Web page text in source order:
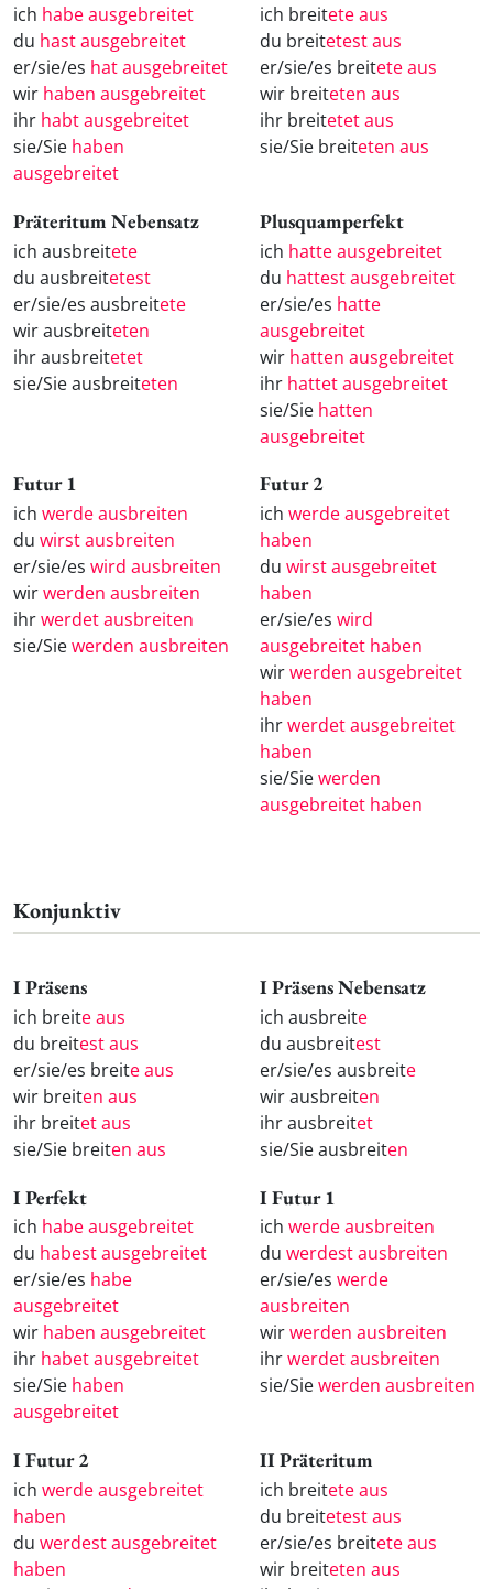
ich habe ausgebreitet
du hast ausgebreitet
er/sie/es hat ausgebreitet
wir haben ausgebreitet
ihr habt ausgebreitet
sie/Sie haben
ausgebreitet
ich breitete aus
du breitetest aus
er/sie/es breitete aus
wir breiteten aus
ihr breitetet aus
sie/Sie breiteten aus
Präteritum Nebensatz
ich ausbreitete
du ausbreitetest
er/sie/es ausbreitete
wir ausbreiteten
ihr ausbreitetet
sie/Sie ausbreiteten
Plusquamperfekt
ich hatte ausgebreitet
du hattest ausgebreitet
er/sie/es hatte
ausgebreitet
wir hatten ausgebreitet
ihr hattet ausgebreitet
sie/Sie hatten
ausgebreitet
Futur 1
ich werde ausbreiten
du wirst ausbreiten
er/sie/es wird ausbreiten
wirwerden ausbreiten
ihrwerdet ausbreiten
sie/Siewerden ausbreiten
Futur 2
ich werde ausgebreitet
haben
du wirst ausgebreitet
haben
er/sie/es wird
ausgebreitet haben
wirwerden ausgebreitet
haben
ihrwerdet ausgebreitet
haben
sie/Siewerden
ausgebreitet haben
Konjunktiv
I Präsens
ich breite aus
du breitest aus
er/sie/es breite aus
wir breiten aus
ihr breitet aus
sie/Sie breiten aus
I Präsens Nebensatz
ich ausbreite
du ausbreitest
er/sie/es ausbreite
wir ausbreiten
ihr ausbreitet
sie/Sie ausbreiten
I Perfekt
ich habe ausgebreitet
du habest ausgebreitet
er/sie/es habe
ausgebreitet
wir haben ausgebreitet
ihr habet ausgebreitet
sie/Sie haben
ausgebreitet
I Futur 1
ich werde ausbreiten
du werdest ausbreiten
er/sie/es werde
ausbreiten
wirwerden ausbreiten
ihrwerdet ausbreiten
sie/Siewerden ausbreiten
I Futur 2
ich werde ausgebreitet
haben
du werdest ausgebreitet
haben
II Präteritum
ich breitete aus
du breitetest aus
er/sie/es breitete aus
wir breiteten aus